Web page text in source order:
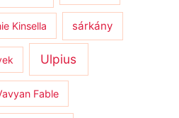
Kinsella sárkány
Ulpius
Fable